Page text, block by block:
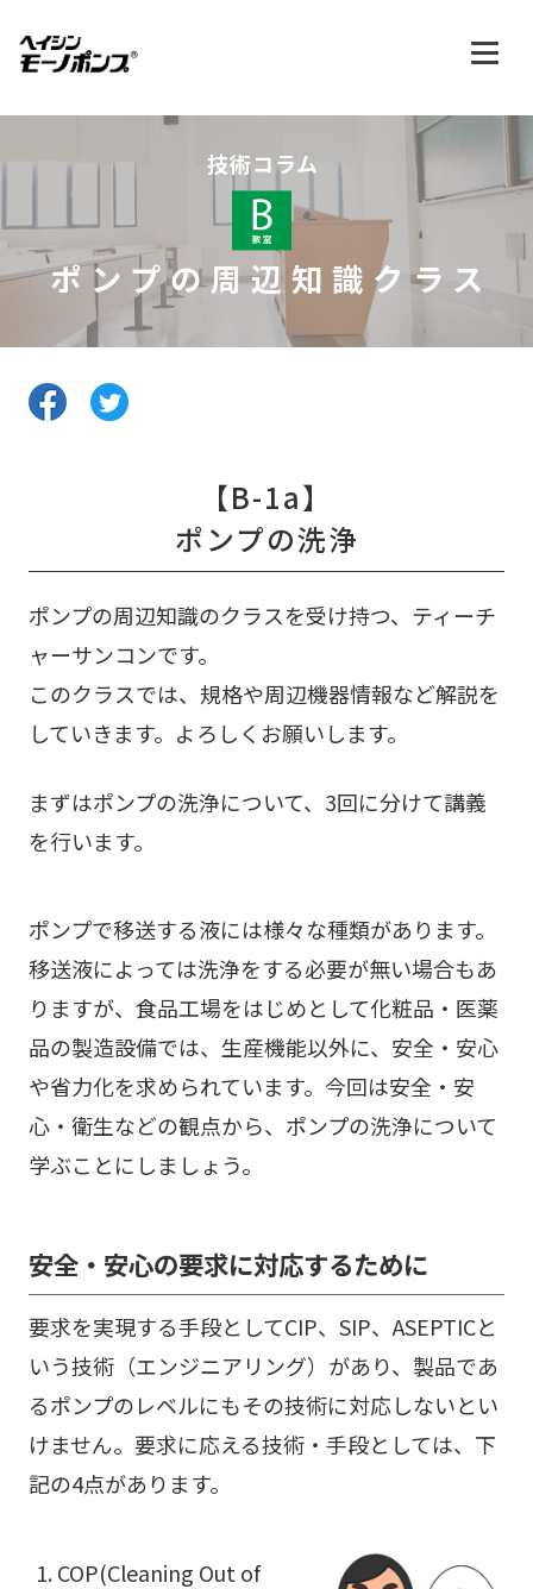
技術コラム
ポンプの周辺知識クラス
【B-1a】
ポンプの洗浄
ポンプの周辺知識のクラスを受け持つ、ティーチ
ャーサンコンです。
このクラスでは、規格や周辺機器情報など解説を
していきます。よろしくお願いします。
まずはポンプの洗浄について、3回に分けて講義
を行います。
ポンプで移送する液には様々な種類があります。
移送液によっては洗浄をする必要が無い場合もあ
りますが、食品工場をはじめとして化粧品・医薬
品の製造設備では、生産機能以外に、安全・安心
や省力化を求められています。今回は安全・安
心・衛生などの観点から、ポンプの洗浄について
学ぶことにしましょう。
安全・安心の要求に対応するために
要求を実現する手段としてCIP、SIP、ASEPTICと
いう技術（エンジニアリング）があり、製品であ
るポンプのレベルにもその技術に対応しないとい
けません。要求に応える技術・手段としては、下
記の4点があります。
COP(Cleaning Out of